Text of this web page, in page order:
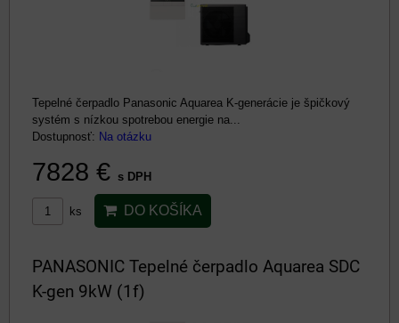
Tepelné čerpadlo Panasonic Aquarea K-generácie je špičkový
systém s nízkou spotrebou energie na...
Dostupnosť: Na otázku
7828 € s DPH
ks DO KOŠÍKA
PANASONIC Tepelné čerpadlo Aquarea SDC
K-gen 9kW (1f)